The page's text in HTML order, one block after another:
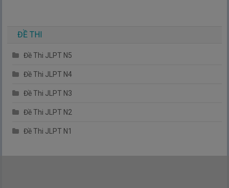
ĐỀ THI
Đề Thi JLPT N5
Đề Thi JLPT N4
Đề Thi JLPT N3
Đề Thi JLPT N2
Đề Thi JLPT N1